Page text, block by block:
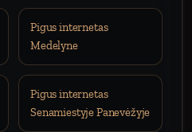
Pigus internetas
Medelyne
Pigus internetas
Senamiestyje Panevėžyje